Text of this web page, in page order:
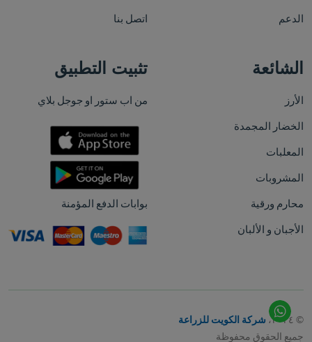
الدعم اتصل بنا
الشائعة
الأرز
الخضار المجمدة
المعلبات
المشروبات
محارم ورقية
الأجبان و الألبان
تثبيت التطبيق
من اب ستور او جوجل بلاي
بوابات الدفع المؤمنة
© ٢٠٢٤،
شركة الكويت للزراعة
جميع الحقوق محفوظة